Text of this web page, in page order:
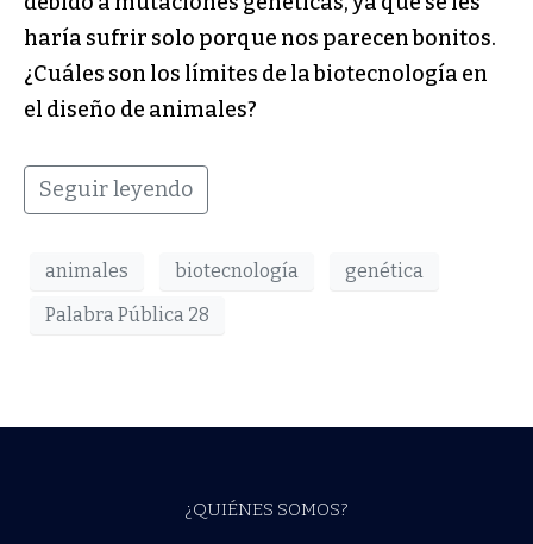
haría sufrir solo porque nos parecen bonitos.
¿Cuáles son los límites de la biotecnología en
el diseño de animales?
Seguir leyendo
animales biotecnología
genética
Palabra Pública 28
¿QUIÉNES SOMOS?